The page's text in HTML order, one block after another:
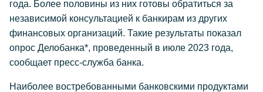
года. Более половины из них готовы обратиться за
независимой консультацией к банкирам из других
финансовых организаций. Такие результаты показал
опрос Делобанка*, проведенный в июле 2023 года,
сообщает пресс-служба банка.
Наиболее востребованными банковскими продуктами